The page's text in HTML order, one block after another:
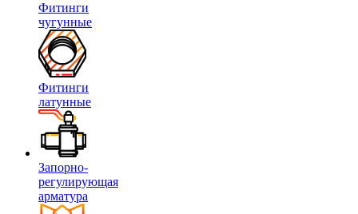
Фитинги
чугунные
Фитинги
латунные
Запорно-
регулирующая
арматура